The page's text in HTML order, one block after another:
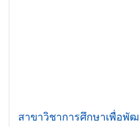
สาขาวิชาการศึกษาเพื่อพั